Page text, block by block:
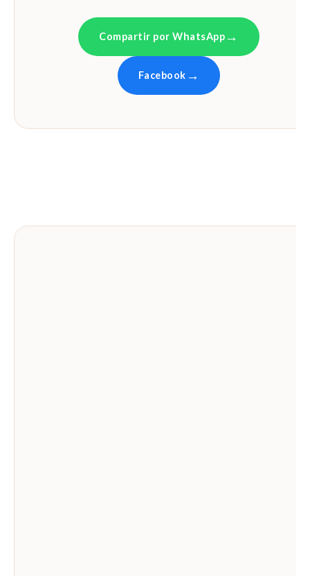
Compartir por WhatsApp
Facebook